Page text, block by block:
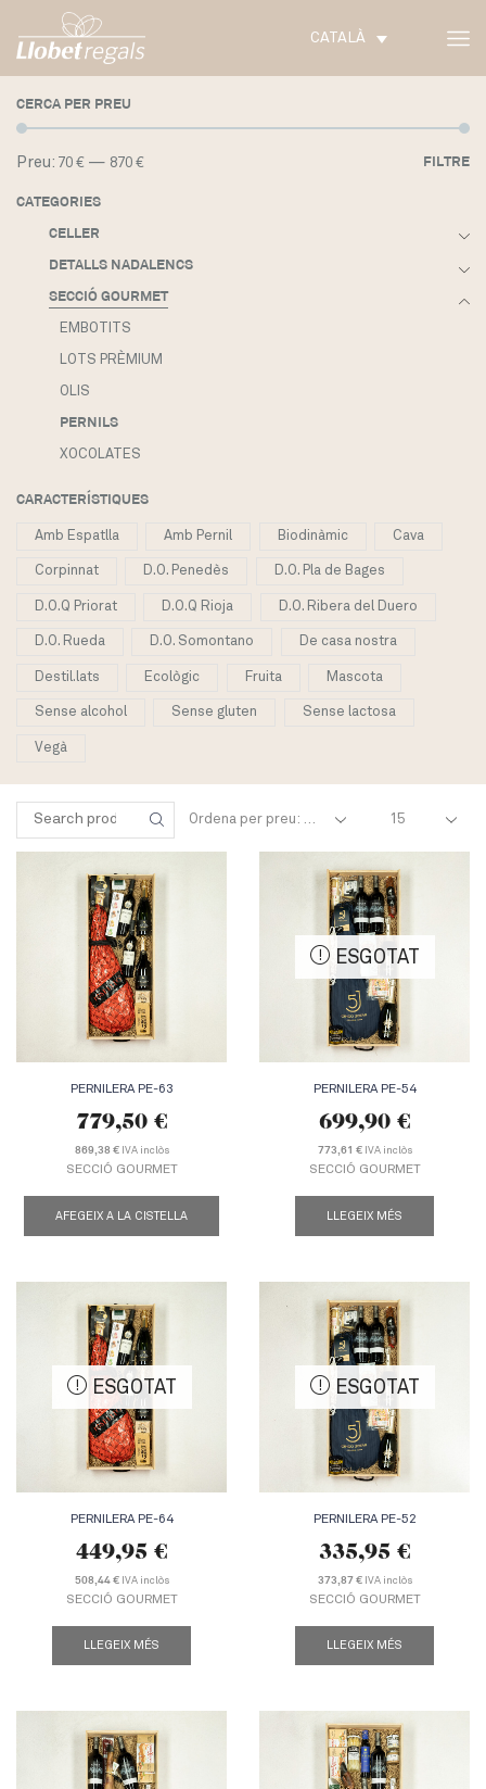
CATALÀ
Cercar:
Products
page
PERNILERA PE-63
779,50 €
869,38 €IVA inclòs
SECCIÓ GOURMET
AFEGEIX A LA CISTELLA
ESGOTAT
PERNILERA PE-54
699,90 €
773,61 €IVA inclòs
SECCIÓ GOURMET
LLEGEIX MÉS
ESGOTAT
PERNILERA PE-64
449,95 €
508,44 €IVA inclòs
SECCIÓ GOURMET
LLEGEIX MÉS
ESGOTAT
PERNILERA PE-52
335,95 €
373,87 €IVA inclòs
SECCIÓ GOURMET
LLEGEIX MÉS
CERCA PER PREU
FILTRE
Preu: 70 € — 870 €
CATEGORIES
CELLER
DETALLS NADALENCS
SECCIÓ GOURMET
EMBOTITS
LOTS PRÈMIUM
OLIS
PERNILS
XOCOLATES
CARACTERÍSTIQUES
Amb Espatlla Amb Pernil Biodinàmic Cava
Corpinnat D.O. Penedès D.O. Pla de Bages
D.O.Q Priorat D.O.Q Rioja D.O. Ribera del Duero
D.O. Rueda D.O. Somontano De casa nostra
Destil.lats Ecològic Fruita Mascota
Sense alcohol Sense gluten Sense lactosa
Vegà